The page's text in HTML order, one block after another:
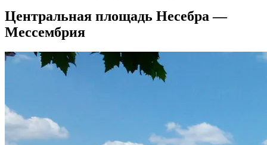
Центральная площадь Несебра —
Мессембрия